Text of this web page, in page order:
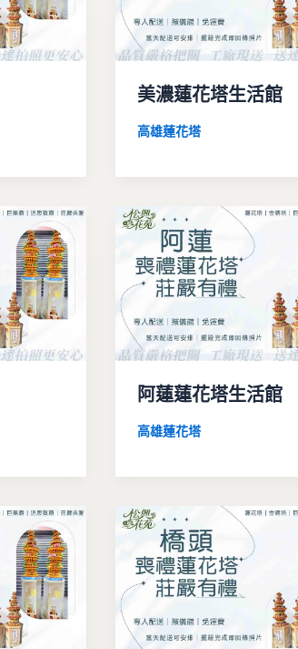
美濃蓮花塔生活館
高雄蓮花塔
阿蓮蓮花塔生活館
高雄蓮花塔